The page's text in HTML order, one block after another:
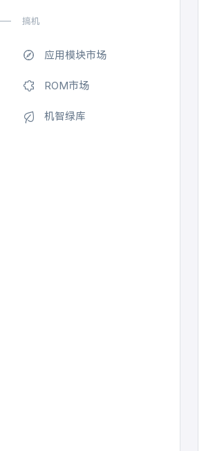
搞机
应用模块市场
ROM市场
机智绿库